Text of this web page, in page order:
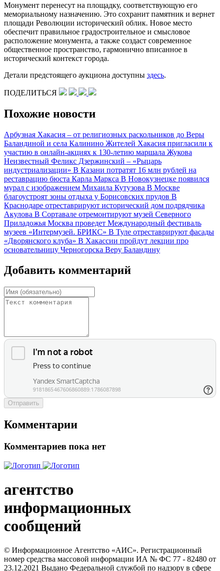
Монумент перенесут на площадку, соответствующую его
мемориальному назначению. Это сохранит памятник и вернет
площади Революции исторический облик. Новое место
обеспечит правильное градостроительное и смысловое
расположение монумента, а также создаст современное
общественное пространство, гармонично вписанное в
исторический контекст города.
Детали предстоящего аукциона доступны здесь.
ПОДЕЛИТЬСЯ
Похожие новости
Арбузная Хакасия – от религиозных раскольников до Веры
Баландиной и села Калинино Жителей Хакасия пригласили к
участию в онлайн-акциях к 130-летию маршала Жукова
Неизвестный Феликс Дзержинский – «Рыцарь
индустриализации» В Казани потратят 16 млн рублей на
реставрацию бюста Карла Маркса В Новокузнецке появился
мурал с изображением Михаила Кутузова В Москве
благоустроят зоны отдыха у Борисовских прудов В
Краснодаре отреставрируют исторический дом подрядчика
Акулова В Сортавале отремонтируют музей Северного
Приладожья Москва проведет Международный фестиваль
музеев «Интермузей. БРИКС» В Туле отреставрируют фасады
«Дворянского клуба» В Хакассии пройдут лекции про
основательницу Черногорска Веру Баландину
Добавить комментарий
Отправить
Комментарии
Комментариев пока нет
агентство
информационных
сообщений
© Информационное Агентство «АИС». Регистрационный
номер средства массовой информации ИА № ФС 77 - 82480 от
23.12.2021 Выдано Федеральной службой по надзору в сфере